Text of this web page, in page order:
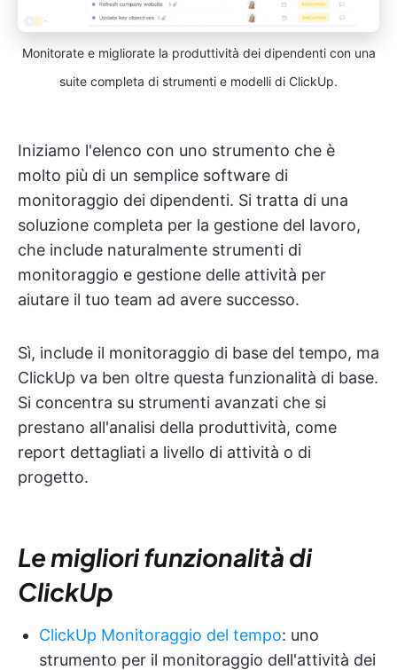
Monitorate e migliorate la produttività dei dipendenti con una
suite completa di strumenti e modelli di ClickUp.
Iniziamo l'elenco con uno strumento che è
molto più di un semplice software di
monitoraggio dei dipendenti. Si tratta di una
soluzione completa per la gestione del lavoro,
che include naturalmente strumenti di
monitoraggio e gestione delle attività per
aiutare il tuo team ad avere successo.
Sì, include il monitoraggio di base del tempo, ma
ClickUp va ben oltre questa funzionalità di base.
Si concentra su strumenti avanzati che si
prestano all'analisi della produttività, come
report dettagliati a livello di attività o di
progetto.
Le migliori funzionalità di
ClickUp
ClickUp Monitoraggio del tempo: uno
strumento per il monitoraggio dell'attività dei